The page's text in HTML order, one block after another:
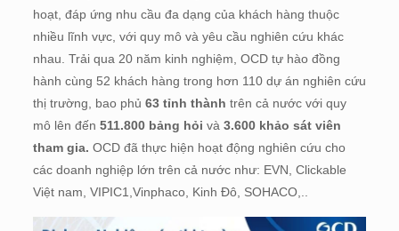
hoạt, đáp ứng nhu cầu đa dạng của khách hàng thuộc
nhiều lĩnh vực, với quy mô và yêu cầu nghiên cứu khác
nhau. Trải qua 20 năm kinh nghiệm, OCD tự hào đồng
hành cùng 52 khách hàng trong hơn 110 dự án nghiên cứu
thị trường, bao phủ 63 tỉnh thành trên cả nước với quy
mô lên đến 511.800 bảng hỏi và 3.600 khảo sát viên
tham gia. OCD đã thực hiện hoạt động nghiên cứu cho
các doanh nghiệp lớn trên cả nước như: EVN, Clickable
Việt nam, VIPIC1,Vinphaco, Kinh Đô, SOHACO,..